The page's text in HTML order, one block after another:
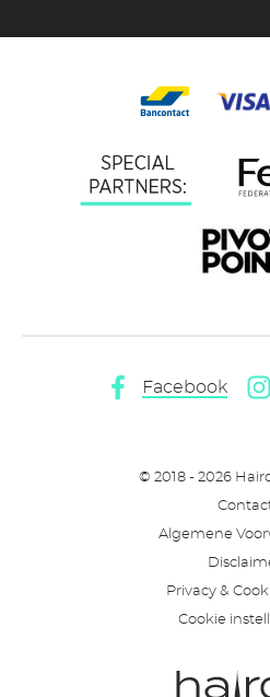
Social
NL
Facebook
© 2018 - 2026
Menu
NL
Algemene
Privacy &
Cookie